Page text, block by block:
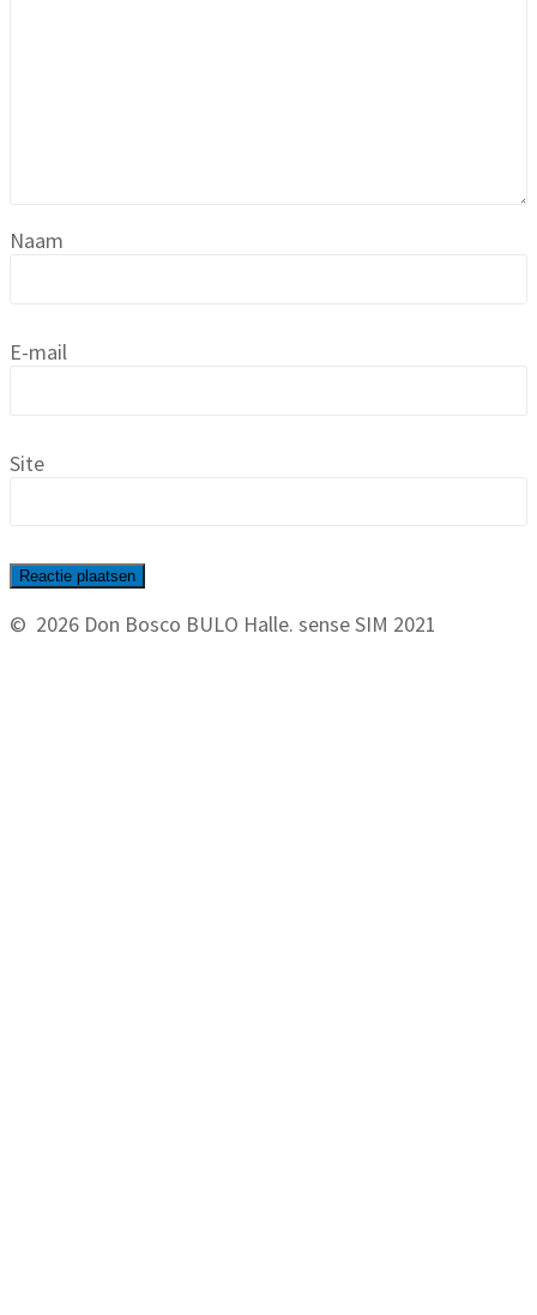
Naam
E-mail
Site
© 2026 Don Bosco BULO Halle. sense SIM 2021